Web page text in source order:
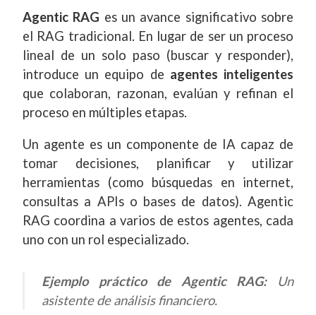
Agentic RAG es un avance significativo sobre
el RAG tradicional. En lugar de ser un proceso
lineal de un solo paso (buscar y responder),
introduce un equipo de agentes inteligentes
que colaboran, razonan, evalúan y refinan el
proceso en múltiples etapas.
Un agente es un componente de IA capaz de
tomar decisiones, planificar y utilizar
herramientas (como búsquedas en internet,
consultas a APIs o bases de datos). Agentic
RAG coordina a varios de estos agentes, cada
uno con un rol especializado.
Ejemplo práctico de Agentic RAG:Un
asistente de análisis financiero.